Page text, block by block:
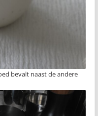
bevalt naast de andere